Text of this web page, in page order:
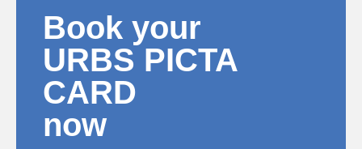
Book your
URBS PICTA
CARD
now